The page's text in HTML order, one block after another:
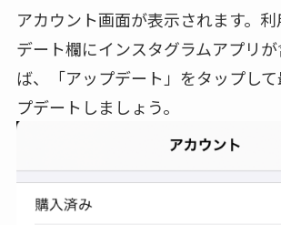
アカウント画面が表示されます。
デート欄にインスタグラムアプリ
ば、「アップデート」をタップし
プデートしましょう。